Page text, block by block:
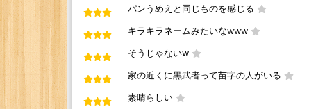
パンうめえと同じものを感じる
キラキラネームみたいなwww
そうじゃないw
家の近くに黒武者って苗字の人がいる
素晴らしい